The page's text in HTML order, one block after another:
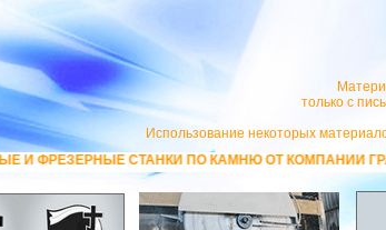
только с
Использование некоторых
СТАНКИ ПО КАМНЮ ОТ КОМПАНИИ ГРАВЁР - ТЕЛЕФОН